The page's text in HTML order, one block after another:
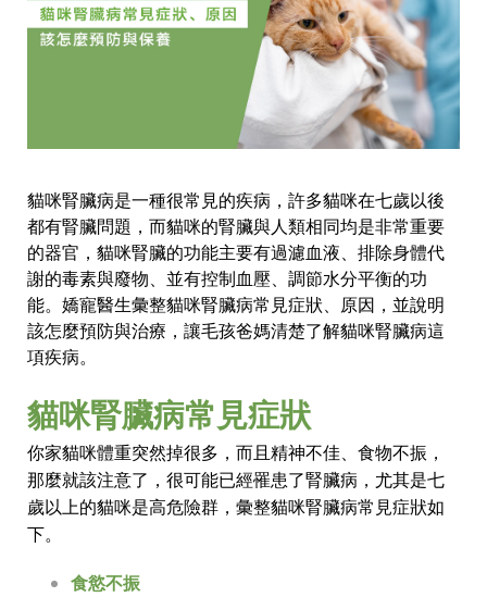
貓咪腎臟病是一種很常見的疾病，許多貓咪在七歲以後
都有腎臟問題，而貓咪的腎臟與人類相同均是非常重要
的器官，貓咪腎臟的功能主要有過濾血液、排除身體代
謝的毒素與廢物、並有控制血壓、調節水分平衡的功
能。嬌寵醫生彙整貓咪腎臟病常見症狀、原因，並說明
該怎麼預防與治療，讓毛孩爸媽清楚了解貓咪腎臟病這
項疾病。
貓咪腎臟病常見症狀
你家貓咪體重突然掉很多，而且精神不佳、食物不振，
那麼就該注意了，很可能已經罹患了腎臟病，尤其是七
歲以上的貓咪是高危險群，彙整貓咪腎臟病常見症狀如
下。
食慾不振